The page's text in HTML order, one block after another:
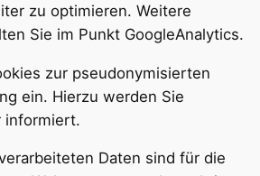
zu optimieren. Weitere
Sie im Punkt GoogleAnalytics.
zur pseudonymisierten
ein. Hierzu werden Sie
informiert.
Daten sind für die